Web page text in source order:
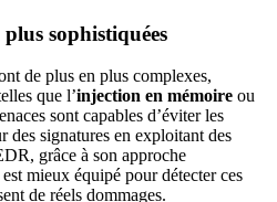
sophistiquées
de plus en plus complexes,
que l’injection en mémoire ou
sont capables d’éviter les
des signatures en exploitant des
grâce à son approche
mieux équipé pour détecter ces
de réels dommages.